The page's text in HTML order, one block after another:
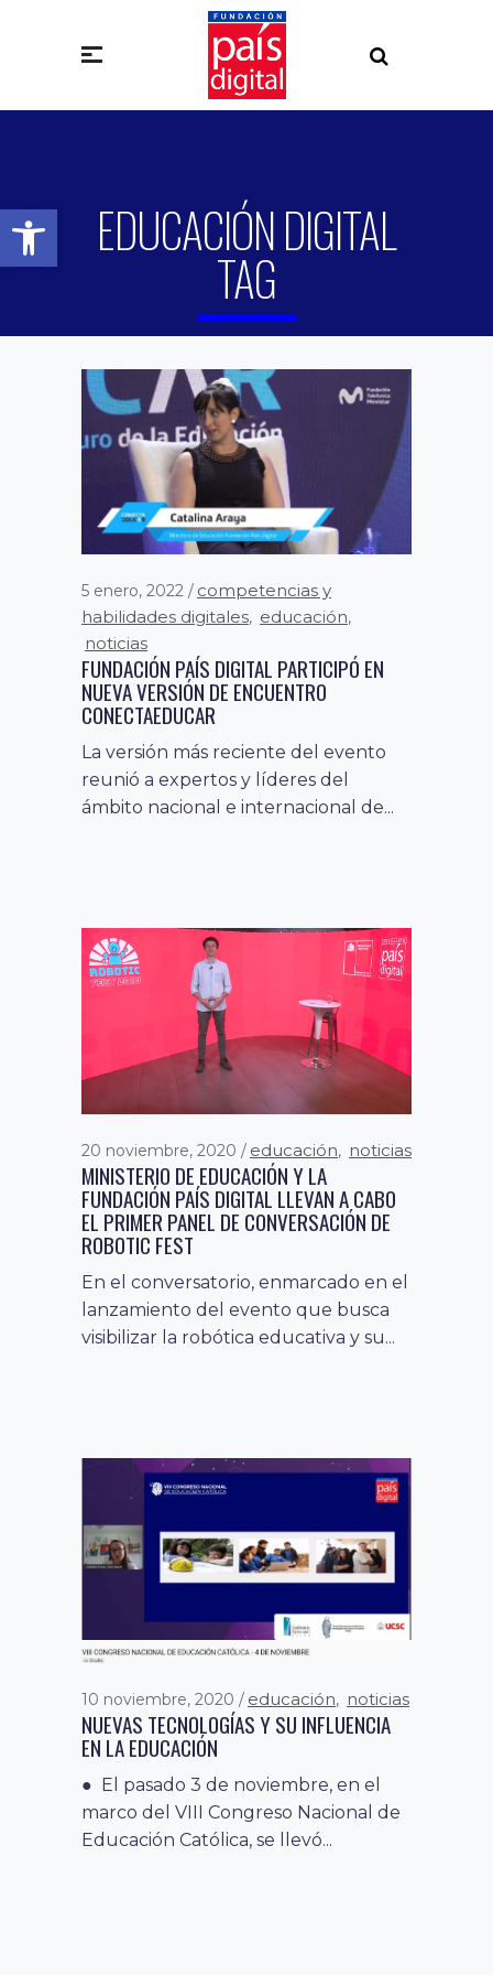
Abrir barra de herramientas
EDUCACIÓN DIGITAL
TAG
5 enero, 2022
competencias y
habilidades digitales, educación,
noticias
FUNDACIÓN PAÍS DIGITAL PARTICIPÓ EN
NUEVA VERSIÓN DE ENCUENTRO
CONECTAEDUCAR
La versión más reciente del evento
reunió a expertos y líderes del
ámbito nacional e internacional de...
20 noviembre, 2020 educación, noticias
MINISTERIO DE EDUCACIÓN Y LA
FUNDACIÓN PAÍS DIGITAL LLEVAN A CABO
EL PRIMER PANEL DE CONVERSACIÓN DE
ROBOTIC FEST
En el conversatorio, enmarcado en el
lanzamiento del evento que busca
visibilizar la robótica educativa y su...
10 noviembre, 2020 educación, noticias
NUEVAS TECNOLOGÍAS Y SU INFLUENCIA
EN LA EDUCACIÓN
● El pasado 3 de noviembre, en el
marco del VIII Congreso Nacional de
Educación Católica, se llevó...